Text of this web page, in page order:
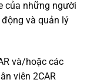
của những người
và quản lý
và/hoặc các
viên 2CAR